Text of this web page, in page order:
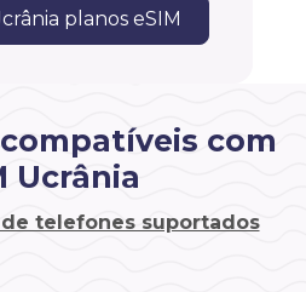
planos eSIM
com
Ucrânia
de telefones suportados